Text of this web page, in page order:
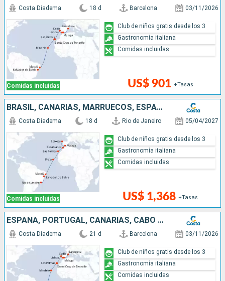
Comidas incluidas
Costa Diadema 18 d Barcelona 03/11/2026
US$ 901 +Tasas
Club de niños gratis desde los 3
Gastronomía italiana
Comidas incluidas
BRASIL, CANARIAS, MARRUECOS, ESPAÑA, PORTUGAL
Comidas incluidas
Costa Diadema 18 d Rio de Janeiro 05/04/2027
US$ 1,368 +Tasas
Club de niños gratis desde los 3
Gastronomía italiana
Comidas incluidas
ESPAÑA, PORTUGAL, CANARIAS, CABO VERDE, BRASIL
Costa Diadema 21 d Barcelona 03/11/2026
Club de niños gratis desde los 3
Gastronomía italiana
Comidas incluidas